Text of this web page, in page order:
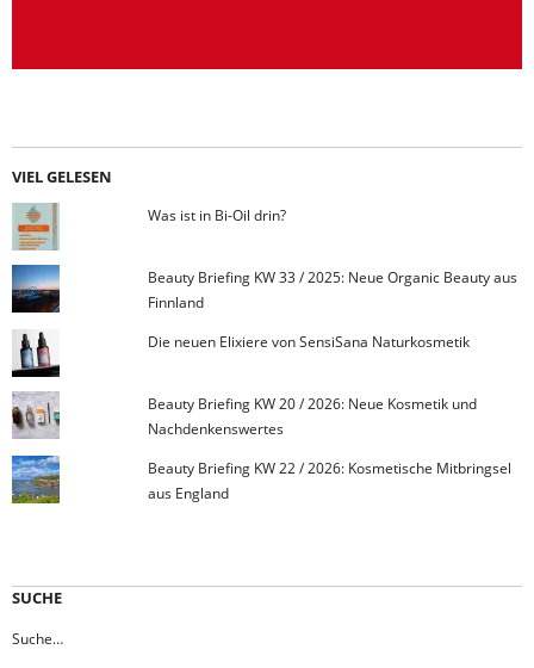
VIEL GELESEN
Was ist in Bi-Oil drin?
Beauty Briefing KW 33 / 2025: Neue Organic Beauty aus
Finnland
Die neuen Elixiere von SensiSana Naturkosmetik
Beauty Briefing KW 20 / 2026: Neue Kosmetik und
Nachdenkenswertes
Beauty Briefing KW 22 / 2026: Kosmetische Mitbringsel
aus England
SUCHE